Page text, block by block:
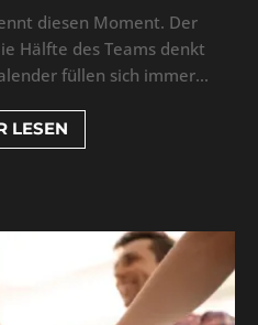
diesen Moment. Der
Hälfte des Teams denkt
füllen sich immer...
LESEN